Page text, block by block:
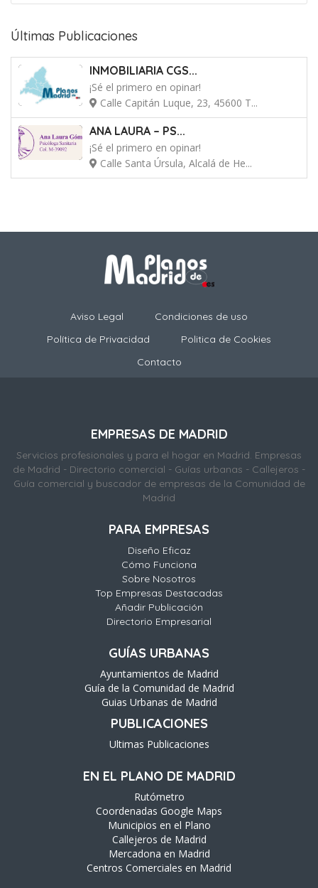
Últimas Publicaciones
INMOBILIARIA CGS...
¡Sé el primero en opinar!
Calle Capitán Luque, 23, 45600 T...
ANA LAURA – PS...
¡Sé el primero en opinar!
Calle Santa Úrsula, Alcalá de He...
Aviso Legal
Condiciones de uso
Política de Privacidad
Politica de Cookies
Contacto
EMPRESAS DE MADRID
Servicios profesionales y para el hogar en Madrid. Empresas
de Madrid - Directorio comercial - Guías urbanas - Callejeros -
Guía comercial y buscador de empresas de la Comunidad de
Madrid
PARA EMPRESAS
Diseño Eficaz
Cómo Funciona
Sobre Nosotros
Top Empresas Destacadas
Añadir Publicación
Directorio Empresarial
GUÍAS URBANAS
Ayuntamientos de Madrid
Guía de la Comunidad de Madrid
Guias Urbanas de Madrid
PUBLICACIONES
Ultimas Publicaciones
EN EL PLANO DE MADRID
Rutómetro
Coordenadas Google Maps
Municipios en el Plano
Callejeros de Madrid
Mercadona en Madrid
Centros Comerciales en Madrid